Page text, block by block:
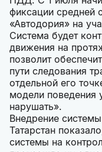
фиксации средней
«Автодория» на
Система будет
движения на
позволит
пути следования
отдельной его
модели поведения
нарушать».
Внедрение
Татарстан
системы на